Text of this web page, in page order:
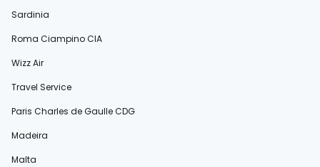
Sardinia
Roma Ciampino CIA
Wizz Air
Travel Service
Paris Charles de Gaulle CDG
Madeira
Malta